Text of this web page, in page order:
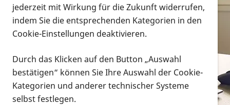
Infomaterial
Infomaterial
Vorlesen
Alle Infomaterialien in verschiedenen
Formaten an einem Ort
jederzeit mit Wirkung für die Zukunft widerrufen,
indem Sie die entsprechenden Kategorien in den
Cookie-Einstellungen deaktivieren.
Durch das Klicken auf den Button „Auswahl
bestätigen“ können Sie Ihre Auswahl der Cookie-
Kategorien und anderer technischer Systeme
selbst festlegen.